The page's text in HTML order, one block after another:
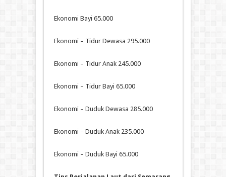
Ekonomi Bayi 65.000
Ekonomi – Tidur Dewasa 295.000
Ekonomi – Tidur Anak 245.000
Ekonomi – Tidur Bayi 65.000
Ekonomi – Duduk Dewasa 285.000
Ekonomi – Duduk Anak 235.000
Ekonomi – Duduk Bayi 65.000